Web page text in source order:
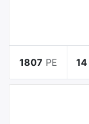
1807 PE 14